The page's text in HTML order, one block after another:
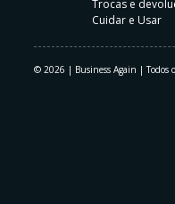
Trocas e
Cuidar e Usar
© 2026 | Business Again | Todos